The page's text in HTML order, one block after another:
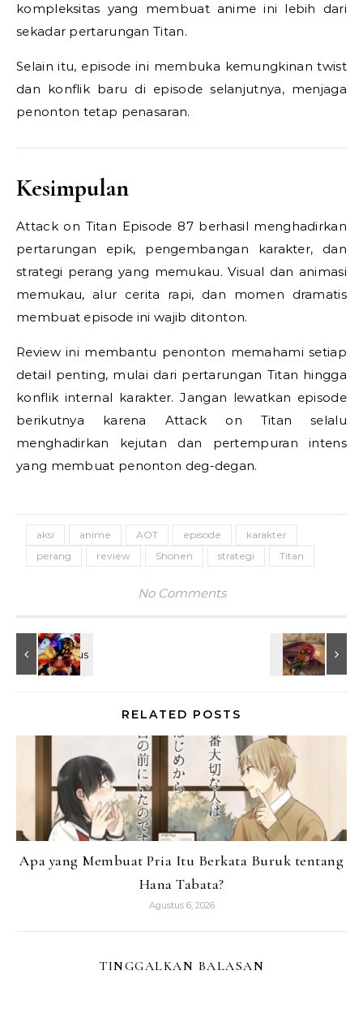
kompleksitas yang membuat anime ini lebih dari
sekadar pertarungan Titan.
Selain itu, episode ini membuka kemungkinan twist
dan konflik baru di episode selanjutnya, menjaga
penonton tetap penasaran.
Kesimpulan
Attack on Titan Episode 87 berhasil menghadirkan
pertarungan epik, pengembangan karakter, dan
strategi perang yang memukau. Visual dan animasi
memukau, alur cerita rapi, dan momen dramatis
membuat episode ini wajib ditonton.
Review ini membantu penonton memahami setiap
detail penting, mulai dari pertarungan Titan hingga
konflik internal karakter. Jangan lewatkan episode
berikutnya karena Attack on Titan selalu
menghadirkan kejutan dan pertempuran intens
yang membuat penonton deg-degan.
aksi anime AOT episode
karakter
perang
review Shonen strategi Titan
No Comments
RELATED POSTS
Apa yang Membuat Pria Itu Berkata Buruk tentang
Hana Tabata?
Agustus 6, 2026
TINGGALKAN BALASAN